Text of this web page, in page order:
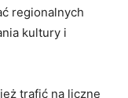
⁢regionalnych
kultury i
trafić na liczne